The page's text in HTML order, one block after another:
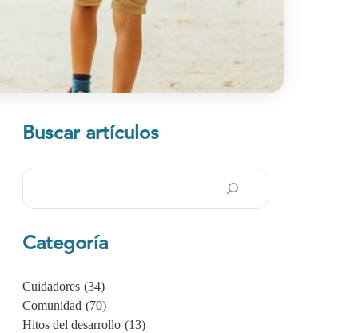
Buscar artículos
Buscar
Categoría
Cuidadores (34)
Comunidad (70)
Hitos del desarrollo (13)